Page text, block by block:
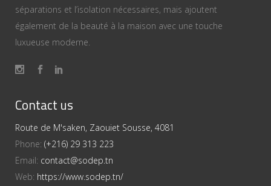
séparations et l’isolation nécessaires, mais ajoutent
également de la beauté à la maison avec une touche
luxueuse moderne.
Contact us
Route de M'saken, Zaouiet Sousse, 4081
Phone: (+216) 29 313 223
Email: contact@sodep.tn
Web: https://www.sodep.tn/